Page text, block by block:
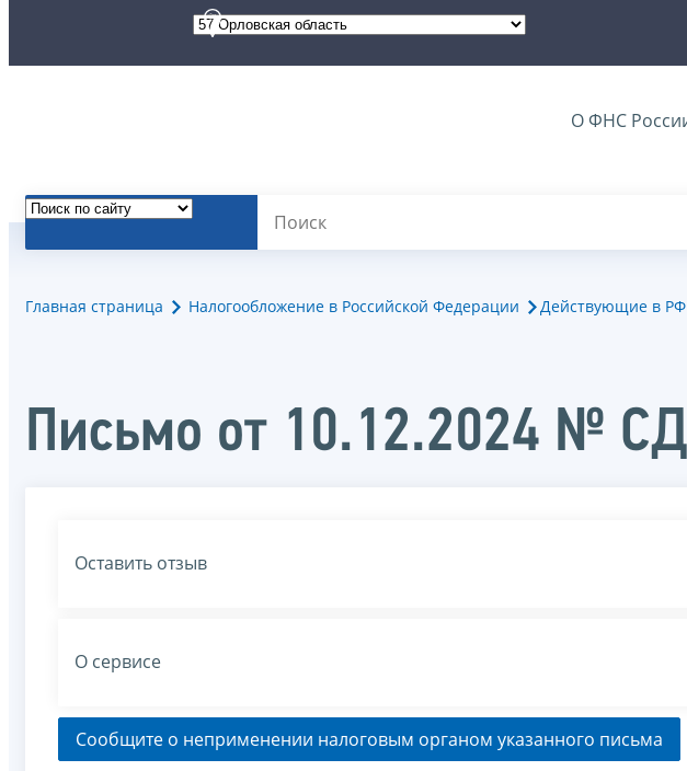
О ФНС
Главная страница Налогообложение в Российской Федерации Действующие в
Письмо от 10.12.2024 №
Оставить отзыв
О сервисе
Сообщите о неприменении налоговым органом указанного письма